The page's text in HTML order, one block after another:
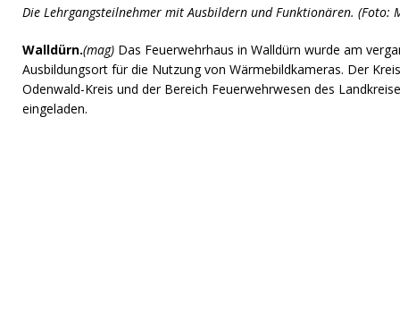
Die Lehrgangsteilnehmer mit Ausbildern und Funktionären. (Foto:
Walldürn.(mag) Das Feuerwehrhaus in Walldürn wurde am
Ausbildungsort für die Nutzung von Wärmebildkameras. Der
Odenwald-Kreis und der Bereich Feuerwehrwesen des
eingeladen.